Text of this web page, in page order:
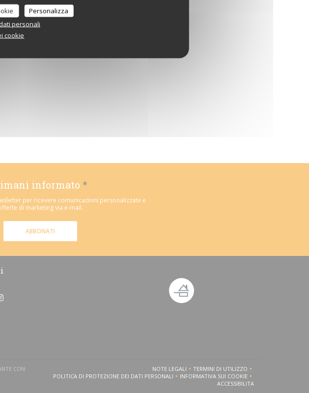
Personalizza
personali
cookie
informato *
per ricevere comunicazioni personalizzate e
di marketing via e-mail.
ABBONATI
((apre una nuova finestra))
((apre una nuova finestra))
CON
NOTE LEGALI((APRE UNA NUOVA FINESTRA))
TERMINI DI UTILIZZO((APRE UNA NUOVA FINESTRA))
POLITICA DI PROTEZIONE DEI DATI PERSONALI
((APRE UNA NUOVA FINESTRA))INFORMATIVA SUI COOKIE((APRE UNA NUOVA FINESTRA))
ACCESSIBILITA((APRE UNA NUOVA